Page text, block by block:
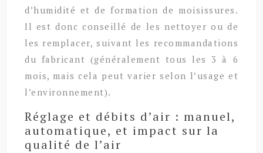
d’humidité et de formation de moisissures.
Il est donc conseillé de les nettoyer ou de
les remplacer, suivant les recommandations
du fabricant (généralement tous les 3 à 6
mois, mais cela peut varier selon l’usage et
l’environnement).
Réglage et débits d’air : manuel,
automatique, et impact sur la
qualité de l’air